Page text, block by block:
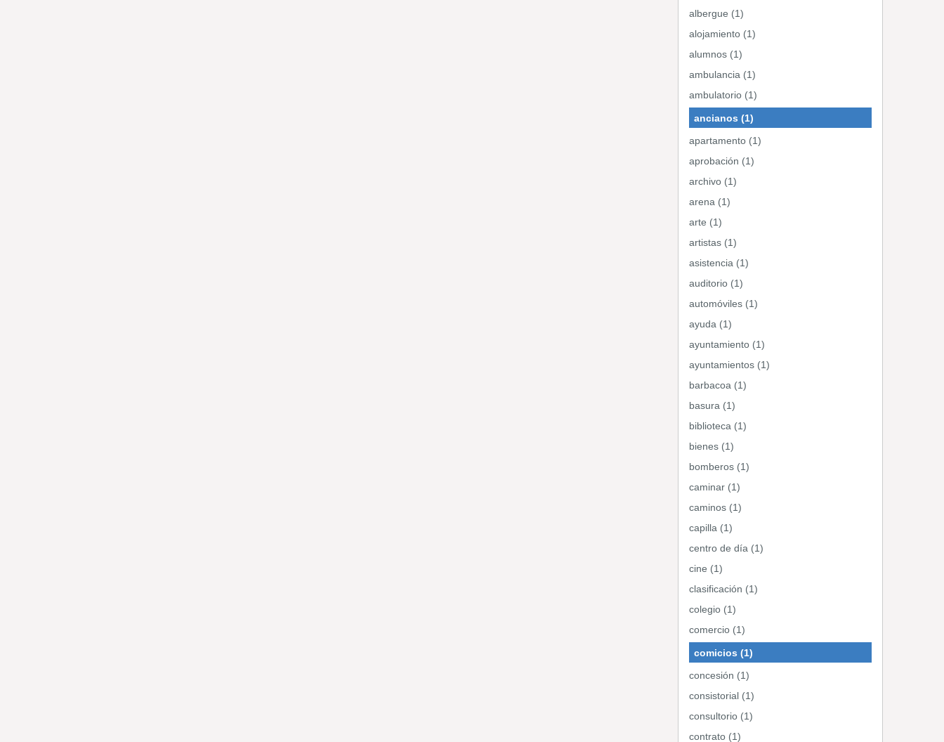
albergue (1)
alojamiento (1)
alumnos (1)
ambulancia (1)
ambulatorio (1)
ancianos (1)
apartamento (1)
aprobación (1)
archivo (1)
arena (1)
arte (1)
artistas (1)
asistencia (1)
auditorio (1)
automóviles (1)
ayuda (1)
ayuntamiento (1)
ayuntamientos (1)
barbacoa (1)
basura (1)
biblioteca (1)
bienes (1)
bomberos (1)
caminar (1)
caminos (1)
capilla (1)
centro de día (1)
cine (1)
clasificación (1)
colegio (1)
comercio (1)
comicios (1)
concesión (1)
consistorial (1)
consultorio (1)
contrato (1)